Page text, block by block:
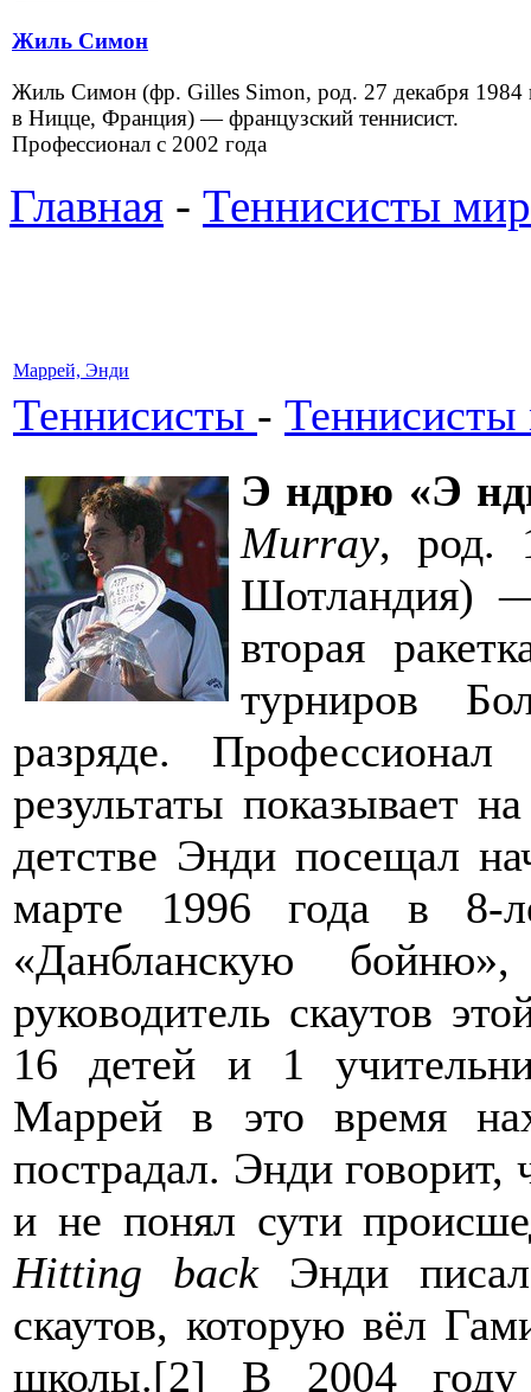
Жиль Симон
Жиль Симон (фр. Gilles Simon, род. 27 декабря 1984
в Ницце, Франция) — французский теннисист.
Профессионал с 2002 года
Главная - Теннисисты
Маррей, Энди
Теннисисты - Теннисисты
Э ндрю «Э
Murray, род.
Шотландия)
вторая
турниров
разряде.
результаты показывает
детстве Энди посещал
марте 1996 года в 8-
«Данбланскую
руководитель скаутов
16 детей и 1
Маррей в это время
пострадал. Энди
и не понял сути
Hitting backЭнди
скаутов, которую вёл
школы.[2] В 2004 году